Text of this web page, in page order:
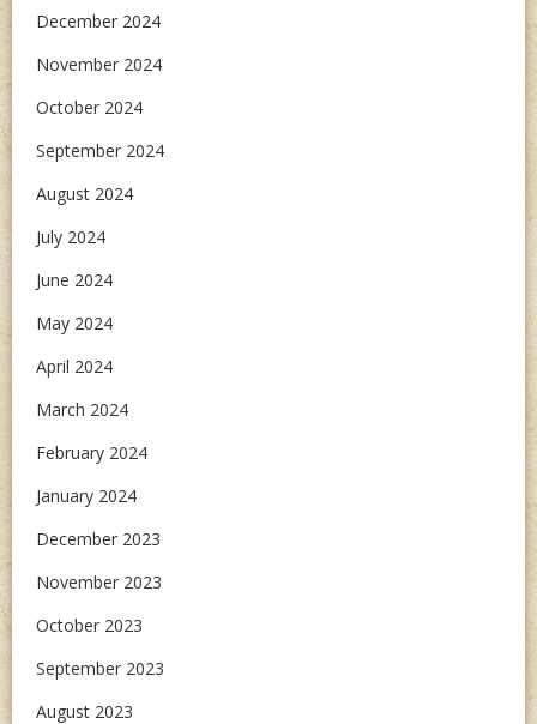
December 2024
November 2024
October 2024
September 2024
August 2024
July 2024
June 2024
May 2024
April 2024
March 2024
February 2024
January 2024
December 2023
November 2023
October 2023
September 2023
August 2023